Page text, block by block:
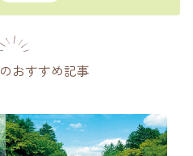
のおすすめ記事